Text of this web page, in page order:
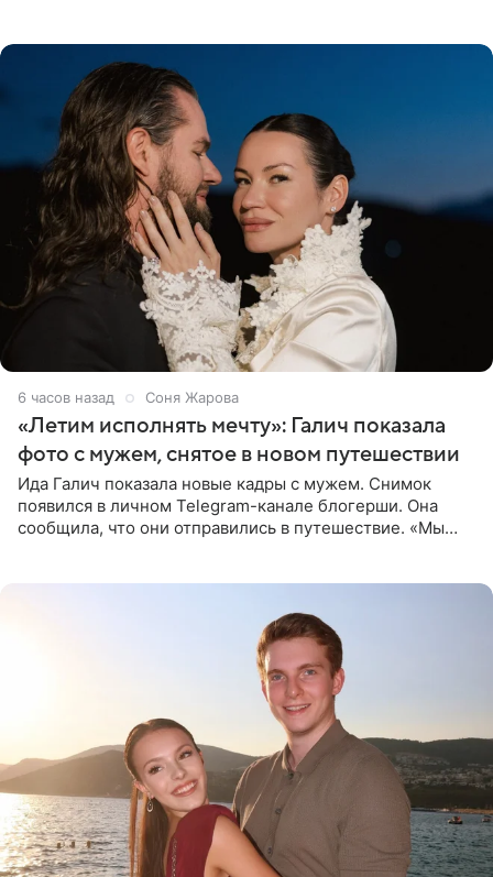
6 часов назад Соня Жарова
«Летим исполнять мечту»: Галич показала
фото с мужем, снятое в новом путешествии
Ида Галич показала новые кадры с мужем. Снимок
появился в личном Telegram-канале блогерши. Она
сообщила, что они отправились в путешествие. «Мы